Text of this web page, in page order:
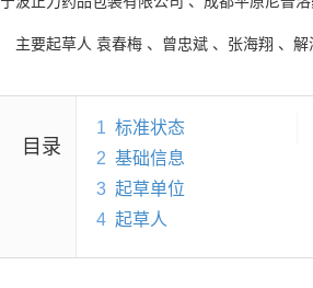
主要起草人 袁春梅 、 曾忠斌 、 张海翔 、 解
目录
1 标准状态
2 基础信息
3 起草单位
4 起草人